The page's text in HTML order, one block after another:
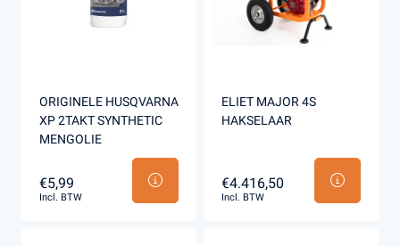
ORIGINELE HUSQVARNA
XP 2TAKT SYNTHETIC
MENGOLIE
€5,99
Incl. BTW
ELIET MAJOR 4S
HAKSELAAR
€4.416,50
Incl. BTW